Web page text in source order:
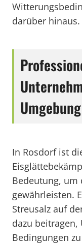
darüber hinaus.
Umgebung
In Rosdorf ist
Bedeutung, um
gewährleisten.
Streusalz auf
dazu
Bedingungen